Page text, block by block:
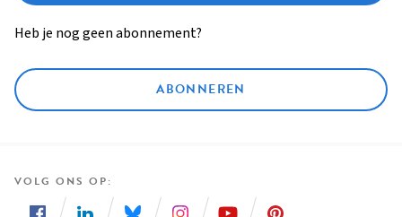
Heb je nog geen abonnement?
ABONNEREN
VOLG ONS OP